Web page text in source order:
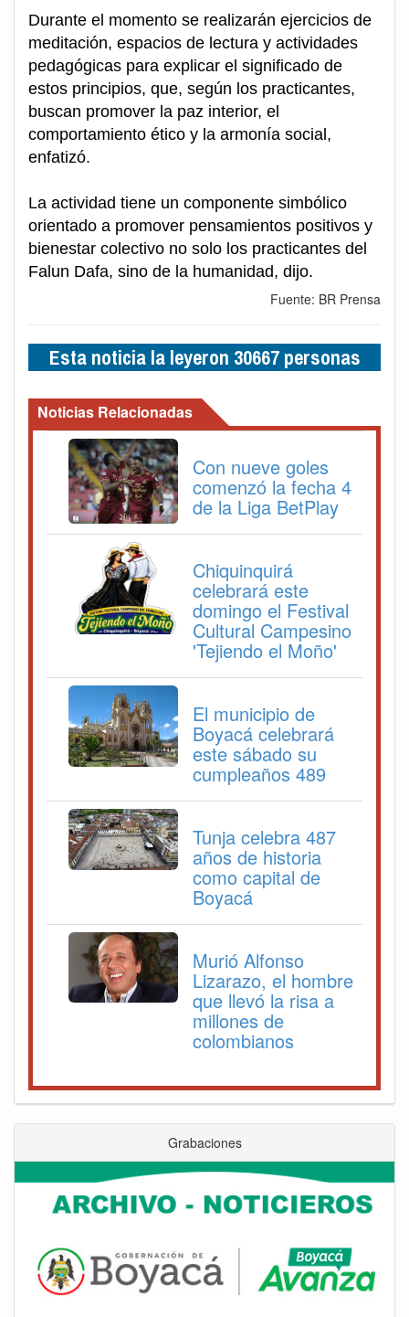
Durante el momento se realizarán ejercicios de
meditación, espacios de lectura y actividades
pedagógicas para explicar el significado de
estos principios, que, según los practicantes,
buscan promover la paz interior, el
comportamiento ético y la armonía social,
enfatizó.
La actividad tiene un componente simbólico
orientado a promover pensamientos positivos y
bienestar colectivo no solo los practicantes del
Falun Dafa, sino de la humanidad, dijo.
Fuente: BR Prensa
Esta noticia la leyeron 30667 personas
Noticias Relacionadas
Con nueve goles
comenzó la fecha 4
de la Liga BetPlay
Chiquinquirá
celebrará este
domingo el Festival
Cultural Campesino
'Tejiendo el Moño'
El municipio de
Boyacá celebrará
este sábado su
cumpleaños 489
Tunja celebra 487
años de historia
como capital de
Boyacá
Murió Alfonso
Lizarazo, el hombre
que llevó la risa a
millones de
colombianos
Grabaciones